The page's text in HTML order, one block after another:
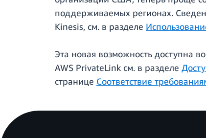
поддерживаемых регионах.
Kinesis, см. в разделе
Эта новая возможность доступна
AWS PrivateLink см. в разделе
странице Соответствие